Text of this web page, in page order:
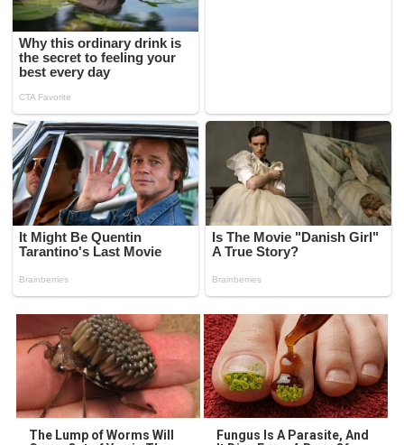
The Lump of Worms Will
Fungus Is A Parasite, And